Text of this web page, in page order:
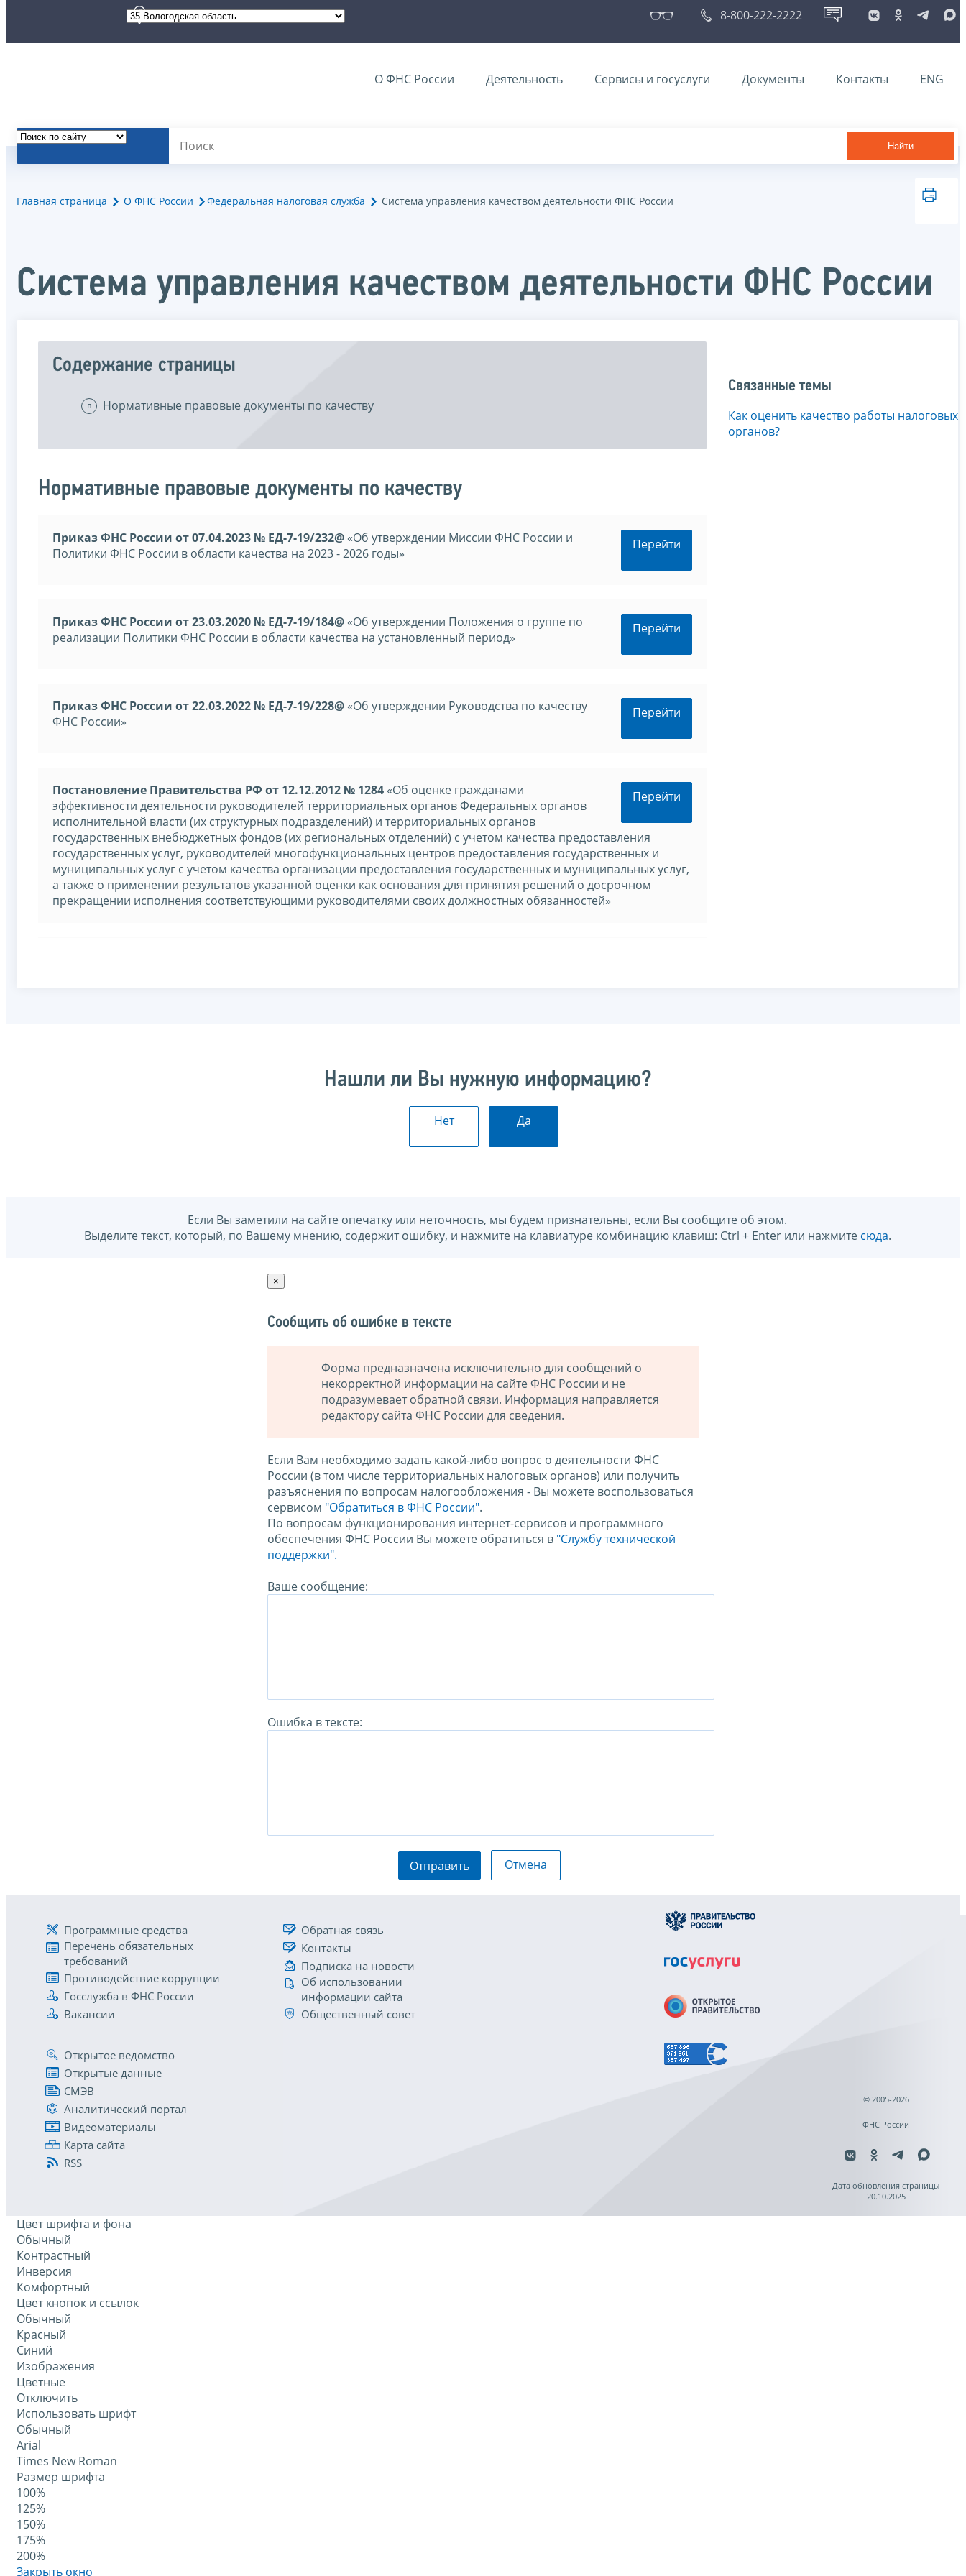
8-800-222-2222
О ФНС России Деятельность Сервисы и госуслуги Документы Контакты ENG
Найти
Главная страница О ФНС России Федеральная налоговая служба Система управления качеством деятельности ФНС России
Система управления качеством деятельности ФНС России
Содержание страницы
Нормативные правовые документы по качеству
Нормативные правовые документы по качеству
Перейти
Приказ ФНС России от 07.04.2023 № ЕД-7-19/232@ «Об утверждении Миссии ФНС России и
Политики ФНС России в области качества на 2023 - 2026 годы»
Перейти
Приказ ФНС России от 23.03.2020 № ЕД-7-19/184@ «Об утверждении Положения о группе по
реализации Политики ФНС России в области качества на установленный период»
Перейти
Приказ ФНС России от 22.03.2022 № ЕД-7-19/228@ «Об утверждении Руководства по качеству
ФНС России»
Перейти
Постановление Правительства РФ от 12.12.2012 № 1284 «Об оценке гражданами
эффективности деятельности руководителей территориальных органов Федеральных органов
исполнительной власти (их структурных подразделений) и территориальных органов
государственных внебюджетных фондов (их региональных отделений) с учетом качества предоставления
государственных услуг, руководителей многофункциональных центров предоставления государственных и
муниципальных услуг с учетом качества организации предоставления государственных и муниципальных услуг,
а также о применении результатов указанной оценки как основания для принятия решений о досрочном
прекращении исполнения соответствующими руководителями своих должностных обязанностей»
Связанные темы
Как оценить качество работы налоговых
органов?
Нашли ли Вы нужную информацию?
Нет Да
Если Вы заметили на сайте опечатку или неточность, мы будем признательны, если Вы сообщите об этом.
Выделите текст, который, по Вашему мнению, содержит ошибку, и нажмите на клавиатуре комбинацию клавиш: Ctrl + Enter или нажмите сюда.
×
Сообщить об ошибке в тексте
Форма предназначена исключительно для сообщений о
некорректной информации на сайте ФНС России и не
подразумевает обратной связи. Информация направляется
редактору сайта ФНС России для сведения.
Если Вам необходимо задать какой-либо вопрос о деятельности ФНС
России (в том числе территориальных налоговых органов) или получить
разъяснения по вопросам налогообложения - Вы можете воспользоваться
сервисом "Обратиться в ФНС России".
По вопросам функционирования интернет-сервисов и программного
обеспечения ФНС России Вы можете обратиться в "Службу технической
поддержки".
Ваше сообщение:
Ошибка в тексте:
Отправить Отмена
Программные средства
Перечень обязательных
требований
Противодействие коррупции
Госслужба в ФНС России
Вакансии
Обратная связь
Контакты
Подписка на новости
Об использовании
информации сайта
Общественный совет
Открытое ведомство
Открытые данные
СМЭВ
Аналитический портал
Видеоматериалы
Карта сайта
RSS
© 2005-2026
ФНС России
Дата обновления страницы
20.10.2025
Цвет шрифта и фона
Обычный
Контрастный
Инверсия
Комфортный
Цвет кнопок и ссылок
Обычный
Красный
Синий
Изображения
Цветные
Отключить
Использовать шрифт
Обычный
Arial
Times New Roman
Размер шрифта
100%
125%
150%
175%
200%
Закрыть окно